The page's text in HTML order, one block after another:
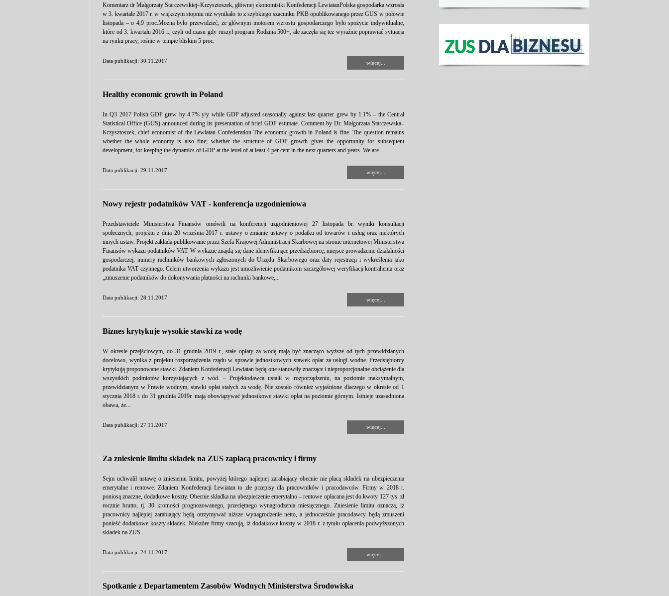
Komentarz dr Małgorzaty Starczewskiej–Krzysztoszek, głównej ekonomistki Konfederacji LewiatanPolska gospodarka wzrosła
w 3. kwartale 2017 r. w większym stopniu niż wynikało to z szybkiego szacunku PKB opublikowanego przez GUS w połowie
listopada – o 4,9 proc.Można było przewidzieć, że głównym motorem wzrostu gospodarczego było spożycie indywidualne,
które od 3. kwartału 2016 r., czyli od czasu gdy ruszył program Rodzina 500+, ale zaczęła się też wyraźnie poprawiać sytuacja
na rynku pracy, rośnie w tempie bliskim 5 proc.
Data publikacji: 30.11.2017 więcej...
Healthy economic growth in Poland
In Q3 2017 Polish GDP grew by 4.7% y/y while GDP adjusted seasonally against last quarter grew by 1.1% – the Central
Statistical Office (GUS) announced during its presentation of brief GDP estimate. Comment by Dr. Małgorzata Starczewska–
Krzysztoszek, chief economist of the Lewiatan Confederation The economic growth in Poland is fine. The question remains
whether the whole economy is also fine; whether the structure of GDP growth gives the opportunity for subsequent
development, for keeping the dynamics of GDP at the level of at least 4 per cent in the next quarters and years. We are...
Data publikacji: 29.11.2017 więcej...
Nowy rejestr podatników VAT - konferencja uzgodnieniowa
Przedstawiciele Ministerstwa Finansów omówili na konferencji uzgodnieniowej 27 listopada br. wyniki konsultacji
społecznych, projektu z dnia 20 września 2017 r. ustawy o zmianie ustawy o podatku od towarów i usług oraz niektórych
innych ustaw. Projekt zakłada publikowanie przez Szefa Krajowej Administracji Skarbowej na stronie internetowej Ministerstwa
Finansów wykazu podatników VAT. W wykazie znajdą się dane identyfikujące przedsiębiorcę, miejsce prowadzenie działalności
gospodarczej, numery rachunków bankowych zgłoszonych do Urzędu Skarbowego oraz daty rejestracji i wykreślenia jako
podatnika VAT czynnego. Celem utworzenia wykazu jest umożliwienie podatnikom szczegółowej weryfikacji kontrahenta oraz
„zmuszenie podatników do dokonywania płatności na rachunki bankowe,...
Data publikacji: 28.11.2017 więcej...
Biznes krytykuje wysokie stawki za wodę
W okresie przejściowym, do 31 grudnia 2019 r., stałe opłaty za wodę mają być znacząco wyższe od tych przewidzianych
docelowo, wynika z projektu rozporządzenia rządu w sprawie jednostkowych stawek opłat za usługi wodne. Przedsiębiorcy
krytykują proponowane stawki. Zdaniem Konfederacji Lewiatan będą one stanowiły znaczące i nieproporcjonalne obciążenie dla
wszystkich podmiotów korzystających z wód. – Projektodawca ustalił w rozporządzeniu, na poziomie maksymalnym,
przewidzianym w Prawie wodnym, stawki opłat stałych za wodę. Nie zostało również wyjaśnione dlaczego w okresie od 1
stycznia 2018 r. do 31 grudnia 2019r. mają obowiązywać jednostkowe stawki opłat na poziomie górnym. Istnieje uzasadniona
obawa, że...
Data publikacji: 27.11.2017 więcej...
Za zniesienie limitu składek na ZUS zapłacą pracownicy i firmy
Sejm uchwalił ustawę o zniesieniu limitu, powyżej którego najlepiej zarabiający obecnie nie płacą składek na ubezpieczenia
emerytalne i rentowe. Zdaniem Konfederacji Lewiatan to złe przepisy dla pracowników i pracodawców. Firmy w 2018 r.
poniosą znaczne, dodatkowe koszty. Obecnie składka na ubezpieczenie emerytalno – rentowe opłacana jest do kwoty 127 tys. zł
rocznie brutto, tj. 30 krotności prognozowanego, przeciętnego wynagrodzenia miesięcznego. Zniesienie limitu oznacza, iż
pracownicy najlepiej zarabiający będą otrzymywać niższe wynagrodzenie netto, a jednocześnie pracodawcy będą zmuszeni
ponieść dodatkowe koszty składek. Niektóre firmy szacują, iż dodatkowe koszty w 2018 r. z tytułu opłacenia podwyższonych
składek na ZUS...
Data publikacji: 24.11.2017 więcej...
Spotkanie z Departamentem Zasobów Wodnych Ministerstwa Środowiska